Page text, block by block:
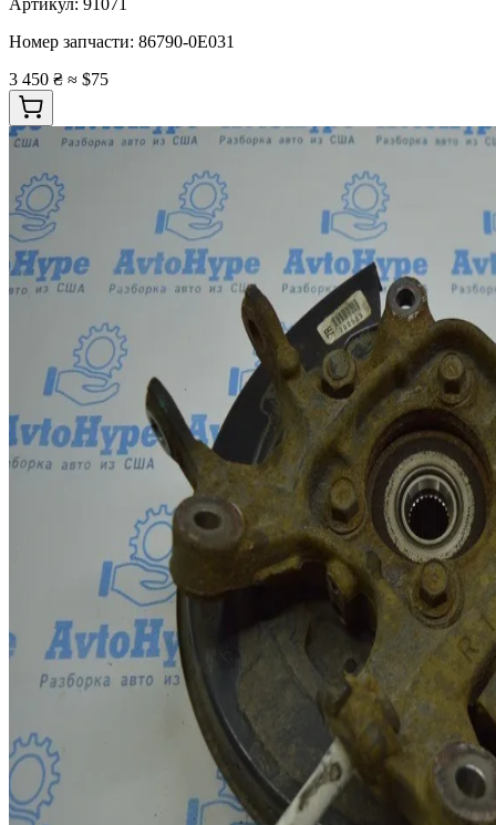
Артикул: 91071
Номер запчасти: 86790-0E031
3 450 ₴ ≈ $75